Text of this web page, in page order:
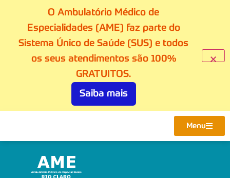
Menu
O Ambulatório Médico de
Especialidades (AME) faz parte do
Sistema Único de Saúde (SUS) e todos
os seus atendimentos são 100%
GRATUITOS.
Saiba mais